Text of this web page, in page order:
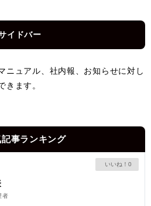
イドバー
ニュアル、社内報、お知らせに対し
きます。
記事ランキング
0
者